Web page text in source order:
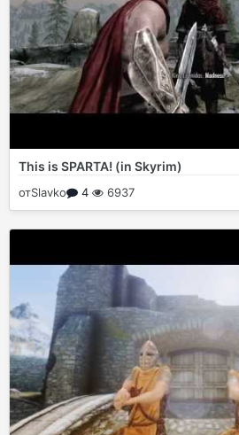
This is SPARTA! (in Skyrim)
отSlavko 4 6937